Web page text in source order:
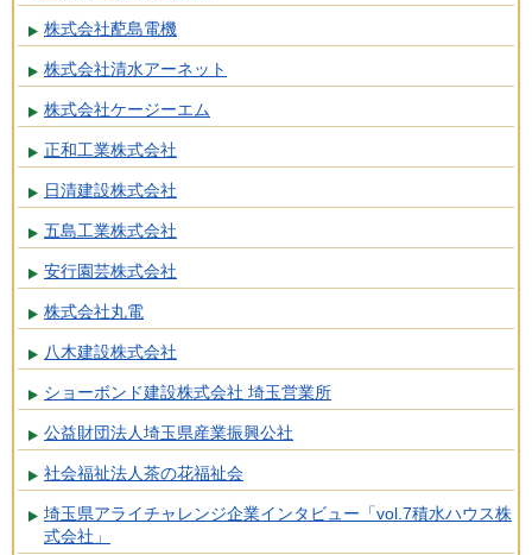
株式会社蓜島電機
株式会社清水アーネット
株式会社ケージーエム
正和工業株式会社
日清建設株式会社
五島工業株式会社
安行園芸株式会社
株式会社丸電
八木建設株式会社
ショーボンド建設株式会社 埼玉営業所
公益財団法人埼玉県産業振興公社
社会福祉法人茶の花福祉会
埼玉県アライチャレンジ企業インタビュー「vol.7積水ハウス株
式会社」